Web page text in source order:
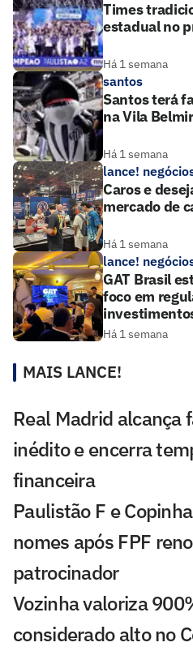
Times
estadual no
Há 1 semana
santos
Santos terá
na Vila
Há 1 semana
lance!
Caros e
mercado de
Há 1 semana
lance!
GAT Brasil
foco em
Há 1 semana
MAIS LANCE!
Real Madrid alcança
inédito e encerra
financeira
Paulistão F e
nomes após FPF
patrocinador
Vozinha valoriza
considerado alto no